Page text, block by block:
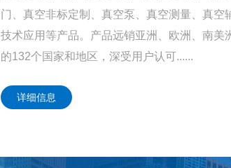
门、真空非标定制、真空泵、真空测量、真空
技术应用等产品。产品远销亚洲、欧洲、南美
的132个国家和地区，深受用户认可......
详细信息